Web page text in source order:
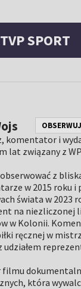
TVP SPORT
OBSERWUJ
komentator i
lat związany z
obserwować z
w 2015 roku
świata w 2023
na niezliczonej
w Kolonii.
ręcznej w
udziałem
filmu
która